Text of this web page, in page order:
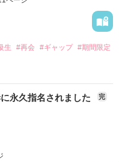
生 #再会 #ギャップ #期間限定
ﾟ･*:
永久指名されました 完